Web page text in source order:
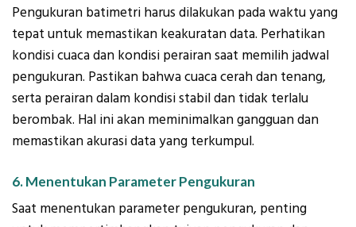
Pengukuran batimetri harus dilakukan pada waktu yang
tepat untuk memastikan keakuratan data. Perhatikan
kondisi cuaca dan kondisi perairan saat memilih jadwal
pengukuran. Pastikan bahwa cuaca cerah dan tenang,
serta perairan dalam kondisi stabil dan tidak terlalu
berombak. Hal ini akan meminimalkan gangguan dan
memastikan akurasi data yang terkumpul.
6. Menentukan Parameter Pengukuran
Saat menentukan parameter pengukuran, penting